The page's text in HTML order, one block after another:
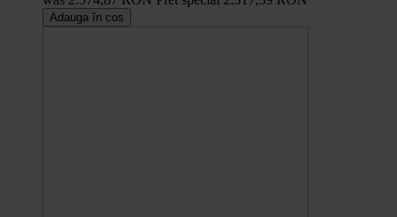
Adauga în cos